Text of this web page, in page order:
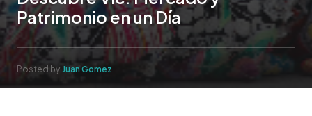
Patrimonio en un Día
Posted by:Juan Gomez